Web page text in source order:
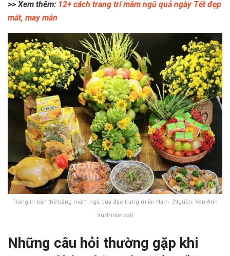
>> Xem thêm: 12+ cách trang trí mâm ngũ quả ngày Tết đẹp
mắt, may mắn
Trang trí bàn thờ bằng mâm ngũ quả đặc trưng miền Nam. (Nguồn: Van-Anh
Vu/Pinterest)
Những câu hỏi thường gặp khi
x